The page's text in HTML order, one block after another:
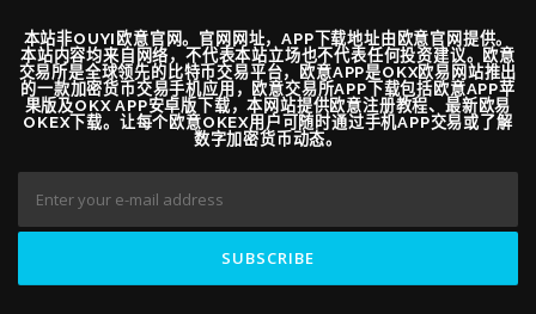
本站非OUYI欧意官网。官网网址，APP下载地址由欧意官网提供。
本站内容均来自网络，不代表本站立场也不代表任何投资建议。欧意
交易所是全球领先的比特币交易平台，欧意APP是OKX欧易网站推出
的一款加密货币交易手机应用，欧意交易所APP下载包括欧意APP苹
果版及OKX APP安卓版下载，本网站提供欧意注册教程、最新欧易
OKEX下载。让每个欧意OKEX用户可随时通过手机APP交易或了解
数字加密货币动态。